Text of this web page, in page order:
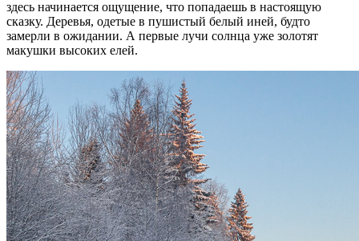
здесь начинается ощущение, что попадаешь в настоящую
сказку. Деревья, одетые в пушистый белый иней, будто
замерли в ожидании. А первые лучи солнца уже золотят
макушки высоких елей.